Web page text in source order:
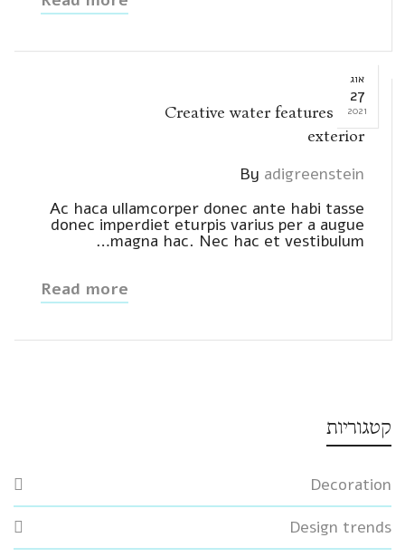
אוג
27
2021
Creative water features and
exterior
By adigreenstein
Ac haca ullamcorper donec ante habi tasse
donec imperdiet eturpis varius per a augue
magna hac. Nec hac et vestibulum…
Read more
קטגוריות
Decoration
Design trends